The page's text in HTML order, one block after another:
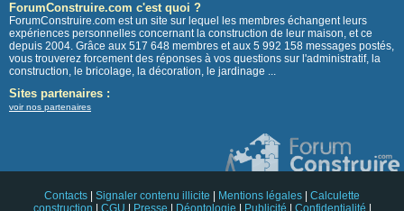
ForumConstruire.com c'est quoi ?
ForumConstruire.com est un site sur lequel les membres échangent leurs
expériences personnelles concernant la construction de leur maison, et ce
depuis 2004. Grâce aux 517 648 membres et aux 5 992 158 messages postés,
vous trouverez forcement des réponses à vos questions sur l'administratif, la
construction, le bricolage, la décoration, le jardinage ...
Sites partenaires :
voir nos partenaires
Contacts Signaler contenu illicite Mentions légales
Calculette